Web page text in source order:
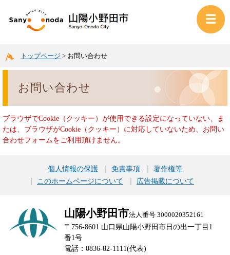
トップページ > お問い合わせ
お問い合わせ
ブラウザでCookie（クッキー）が使用できる設定になっていない、ま
たは、ブラウザがCookie（クッキー）に対応していないため、お問い
合わせフォームをご利用頂けません。
個人情報の保護 免責事項
著作権等
このホームページについて
広告掲載について
山陽小野田市法人番号 3000020352161
〒756-8601 山口県山陽小野田市日の出一丁目1
番1号
電話：0836-82-1111(代表)